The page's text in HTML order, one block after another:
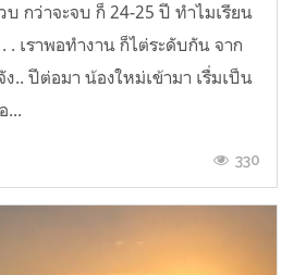
บ กว่าจะจบ ก็ 24-25 ปี ทำไมเรียน
. เราพอทำงาน ก็ไต่ระดับกัน จาก
.. ปีต่อมา น้องใหม่เข้ามา เรื่มเป็น
...
330